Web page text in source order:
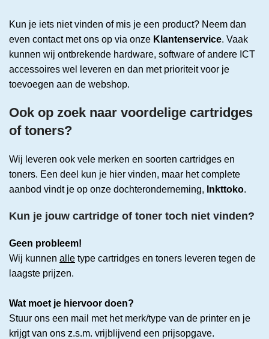
Kun je iets niet vinden of mis je een product? Neem dan
even contact met ons op via onze Klantenservice. Vaak
kunnen wij ontbrekende hardware, software of andere ICT
accessoires wel leveren en dan met prioriteit voor je
toevoegen aan de webshop.
Ook op zoek naar voordelige cartridges
of toners?
Wij leveren ook vele merken en soorten cartridges en
toners. Een deel kun je hier vinden, maar het complete
aanbod vindt je op onze dochteronderneming, Inkttoko.
Kun je jouw cartridge of toner toch niet vinden?
Geen probleem!
Wij kunnen alle type cartridges en toners leveren tegen de
laagste prijzen.
Wat moet je hiervoor doen?
Stuur ons een mail met het merk/type van de printer en je
krijgt van ons z.s.m. vrijblijvend een prijsopgave.